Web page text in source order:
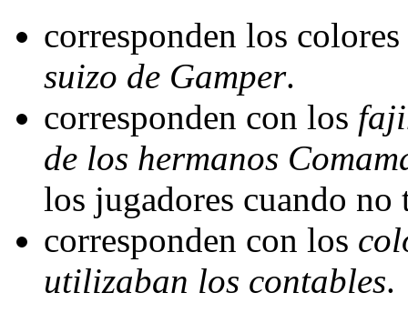
corresponden los
suizo de Gamper.
corresponden con los
de los hermanos
los jugadores cuando
corresponden con los
utilizaban los contables.